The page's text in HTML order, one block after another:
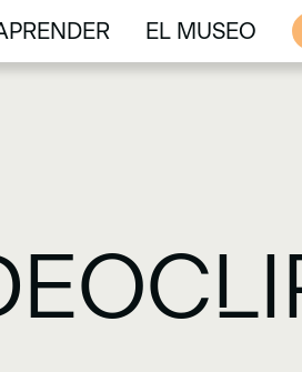
EL MUSEO
EL MUSEO